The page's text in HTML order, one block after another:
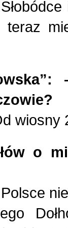
(24)
(11)
poznać
r. (1)
r. (5)
r. (3)
(1)
(10)
r. (12)
wiosny
o